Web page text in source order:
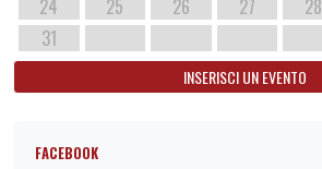
24 25 26 27 28
31
INSERISCI UN EVENTO
FACEBOOK